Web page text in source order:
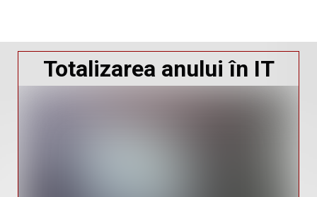
Totalizarea anului în IT